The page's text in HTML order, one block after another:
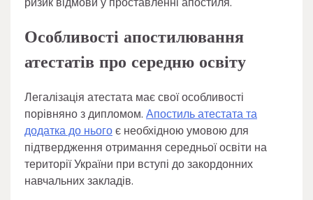
Особливості апостилювання
атестатів про середню освіту
Легалізація атестата має свої особливості
порівняно з дипломом. Апостиль атестата та
додатка до ньогоє необхідною умовою для
підтвердження отримання середньої освіти на
території України при вступі до закордонних
навчальних закладів.